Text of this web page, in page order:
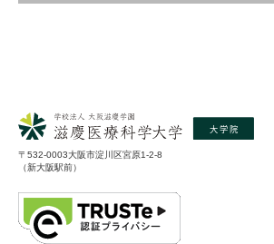
〒532-0003大阪市淀川区宮原1-2-8
（新大阪駅前）